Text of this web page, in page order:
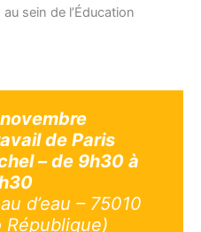
sein de l’Éducation
de Paris
– de 9h30 à
d’eau – 75010
République)